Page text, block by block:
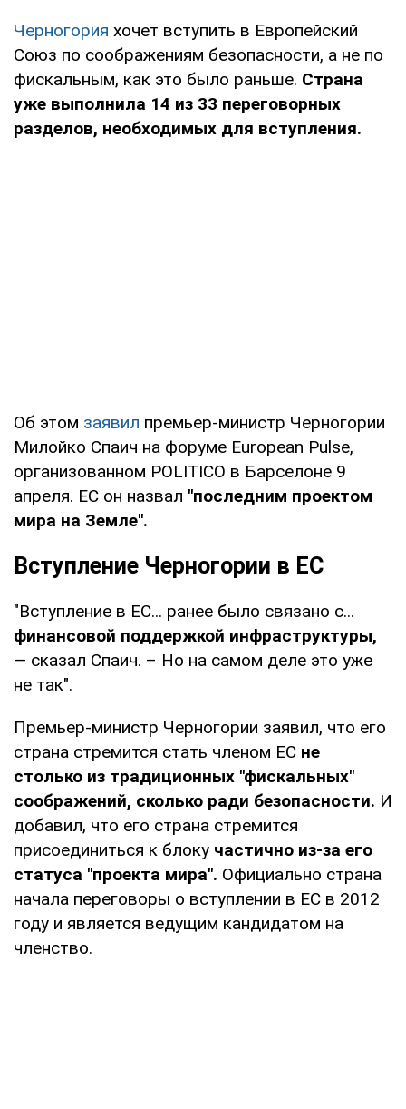
Черногория хочет вступить в Европейский
Союз по соображениям безопасности, а не по
фискальным, как это было раньше. Страна
уже выполнила 14 из 33 переговорных
разделов, необходимых для вступления.
Об этом заявил премьер-министр Черногории
Милойко Спаич на форуме European Pulse,
организованном POLITICO в Барселоне 9
апреля. ЕС он назвал "последним проектом
мира на Земле".
Вступление Черногории в ЕС
"Вступление в ЕС... ранее было связано с...
финансовой поддержкой инфраструктуры,
— сказал Спаич. – Но на самом деле это уже
не так".
Премьер-министр Черногории заявил, что его
страна стремится стать членом ЕС не
столько из традиционных "фискальных"
соображений, сколько ради безопасности. И
добавил, что его страна стремится
присоединиться к блоку частично из-за его
статуса "проекта мира". Официально страна
начала переговоры о вступлении в ЕС в 2012
году и является ведущим кандидатом на
членство.